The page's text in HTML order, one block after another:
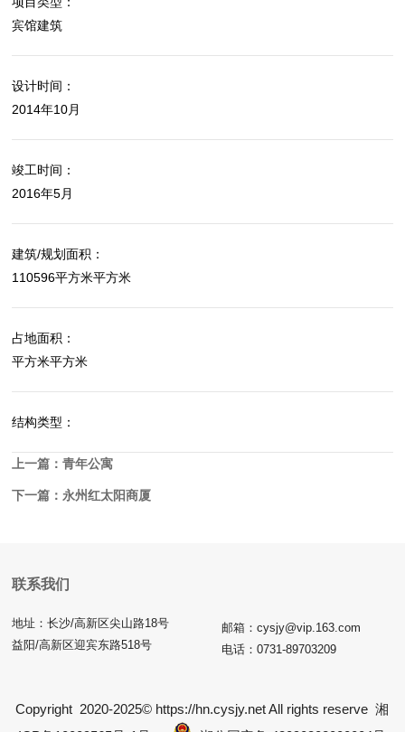
宾馆建筑
设计时间：
2014年10月
竣工时间：
2016年5月
建筑/规划面积：
110596平方米平方米
占地面积：
平方米平方米
结构类型：
上一篇：青年公寓
下一篇：永州红太阳商厦
联系我们
地址：长沙/高新区尖山路18号
益阳/高新区迎宾东路518号
邮箱：cysjy@vip.163.com
电话：0731-89703209
Copyright 2020-2025© https://hn.cysjy.net All rights reserve湘